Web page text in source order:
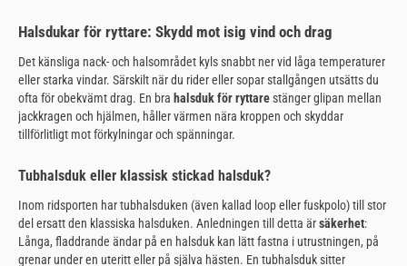
Halsdukar för ryttare: Skydd mot isig vind och drag
Det känsliga nack- och halsområdet kyls snabbt ner vid låga temperaturer
eller starka vindar. Särskilt när du rider eller sopar stallgången utsätts du
ofta för obekvämt drag. En bra halsduk för ryttarestänger glipan mellan
jackkragen och hjälmen, håller värmen nära kroppen och skyddar
tillförlitligt mot förkylningar och spänningar.
Tubhalsduk eller klassisk stickad halsduk?
Inom ridsporten har tubhalsduken (även kallad loop eller fuskpolo) till stor
del ersatt den klassiska halsduken. Anledningen till detta ärsäkerhet:
Långa, fladdrande ändar på en halsduk kan lätt fastna i utrustningen, på
grenar under en uteritt eller på själva hästen. En tubhalsduk sitter